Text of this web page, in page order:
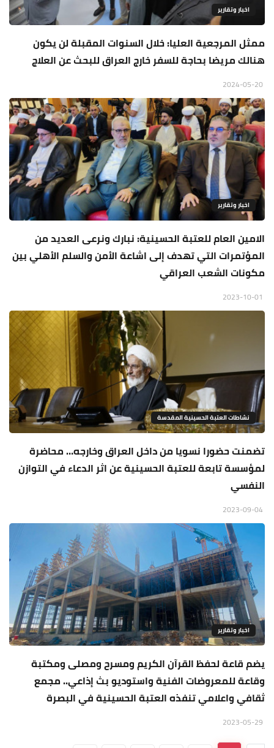
اخبار وتقارير
ممثل المرجعية العليا: خلال السنوات المقبلة لن يكون
هنالك مريضا بحاجة للسفر خارج العراق للبحث عن العلاج
اخبار وتقارير
الامين العام للعتبة الحسينية: نبارك ونرعى العديد من
المؤتمرات التي تهدف إلى اشاعة الأمن والسلم الأهلي بين
مكونات الشعب العراقي
نشاطات العتبة الحسينية المقدسة
تضمنت حضورا نسويا من داخل العراق وخارجه… محاضرة
لمؤسسة تابعة للعتبة الحسينية عن اثر الدعاء في التوازن
النفسي
اخبار وتقارير
يضم قاعة لحفظ القرآن الكريم ومسرح ومصلى ومكتبة
وقاعة للمعروضات الفنية واستوديو بث إذاعي.. مجمع
ثقافي واعلامي تنفذه العتبة الحسينية في البصرة